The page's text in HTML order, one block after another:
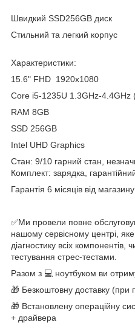
Швидкий SSD256GB диск
Стильний та легкий корпус
Характеристики:
15.6" FHD 1920x1080
Core i5-1235U 1.3GHz-4.4GHz
RAM 8GB
SSD 256GB
Intel UHD Graphics
Стан: 9/10 гарний стан,
Комплект: зарядка,
Гарантія 6 місяців від магазину
✅Ми провели повне
нашому сервісному центрі,
діагностику всіх компонентів,
тестування стрес-тестами.
Разом з 💻 ноутбуком ви
🎁 Безкоштовну доставку (при
🎁 Встановлену операційну
+ драйвера